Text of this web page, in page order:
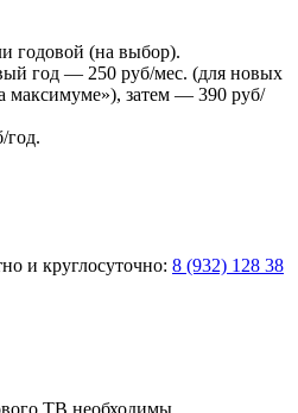
годовой (на выбор).
год — 250 руб/мес. (для новых
максимуме»), затем — 390 руб/
год.
и круглосуточно: 8 (932) 128 38